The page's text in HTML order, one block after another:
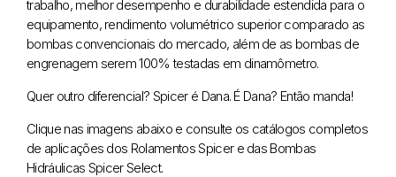
trabalho, melhor desempenho e durabilidade estendida para o
equipamento, rendimento volumétrico superior comparado as
bombas convencionais do mercado, além de as bombas de
engrenagem serem 100% testadas em dinamômetro.
Quer outro diferencial? Spicer é Dana. É Dana? Então manda!
Clique nas imagens abaixo e consulte os catálogos completos
de aplicações dos Rolamentos Spicer e das Bombas
Hidráulicas Spicer Select.